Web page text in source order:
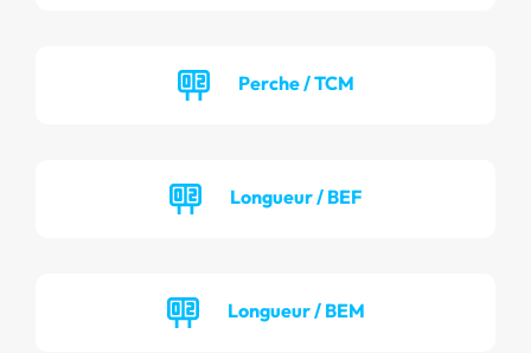
Perche / TCM
Longueur / BEF
Longueur / BEM